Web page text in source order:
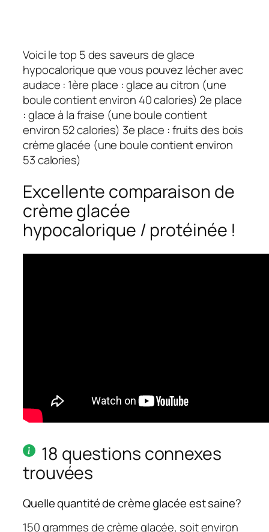
Voici le top 5 des saveurs de glace
hypocalorique que vous pouvez lécher avec
audace : 1ère place : glace au citron (une
boule contient environ 40 calories) 2e place
: glace à la fraise (une boule contient
environ 52 calories) 3e place : fruits des bois
crème glacée (une boule contient environ
53 calories)
Excellente comparaison de
crème glacée
hypocalorique / protéinée !
18 questions connexes
trouvées
Quelle quantité de crème glacée est saine?
150 grammes de crème glacée, soit environ